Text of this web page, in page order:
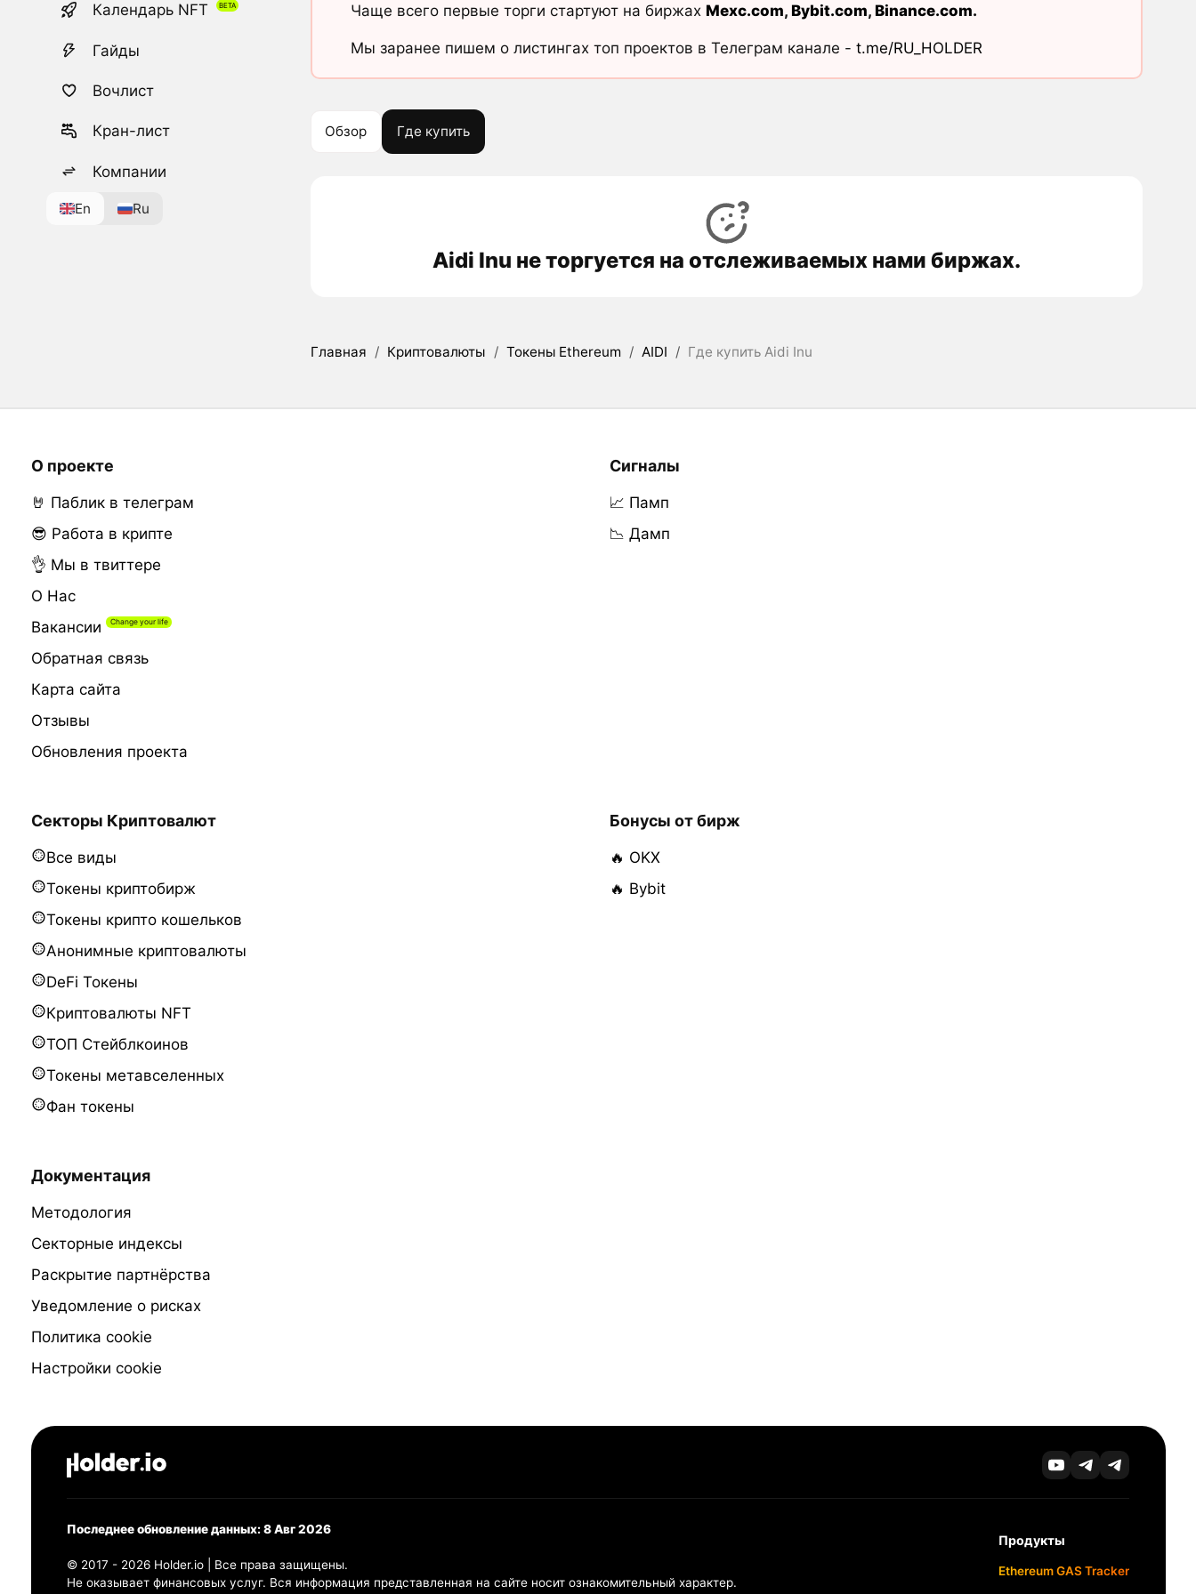
Календарь NFT
Гайды
Вочлист
Кран-лист
Компании
En Ru
Чаще всего первые торги стартуют на биржах Mexc.com, Bybit.com, Binance.com.
Мы заранее пишем о листингах топ проектов в Телеграм канале - t.me/RU_HOLDER
Обзор Где купить
Aidi Inu не торгуется на отслеживаемых нами биржах.
Главная / Криптовалюты / Токены Ethereum / AIDI / Где купить Aidi Inu
О проекте
🤘 Паблик в телеграм
😎 Работа в крипте
👌 Мы в твиттере
О Нас
Вакансии
Обратная связь
Карта сайта
Отзывы
Обновления проекта
Сигналы
📈 Памп
📉 Дамп
Секторы Криптовалют
Все виды
Токены криптобирж
Токены крипто кошельков
Анонимные криптовалюты
DeFi Токены
Криптовалюты NFT
ТОП Стейблкоинов
Токены метавселенных
Фан токены
Бонусы от бирж
🔥 OKX
🔥 Bybit
Документация
Методология
Секторные индексы
Раскрытие партнёрства
Уведомление о рисках
Политика cookie
Настройки cookie
Последнее обновление данных: 8 Авг 2026
© 2017 - 2026 Holder.io | Все права защищены.
Не оказывает финансовых услуг. Вся информация представленная на сайте носит ознакомительный характер.
Продукты
Ethereum GAS Tracker